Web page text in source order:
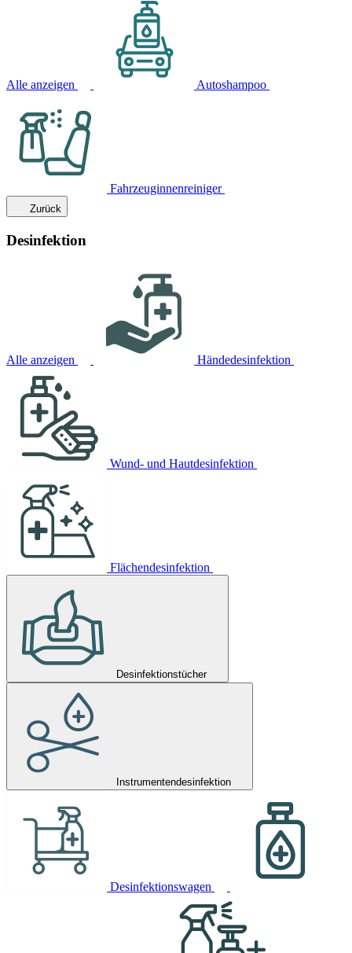
Alle anzeigen Autoshampoo
Fahrzeuginnenreiniger
Zurück
Desinfektion
Alle anzeigen Händedesinfektion
Wund- und Hautdesinfektion
Flächendesinfektion
Desinfektionstücher
Instrumentendesinfektion
Desinfektionswagen